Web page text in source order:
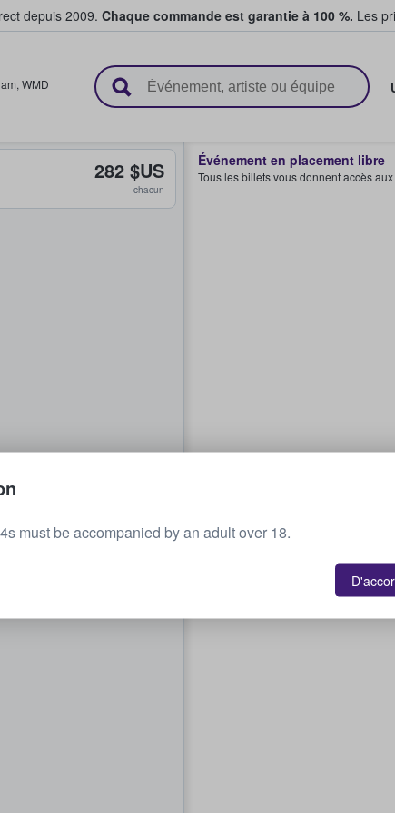
depuis 2009. Chaque commande est garantie à 100 %. Les
des billets
, WMD
282 $US
chacun
Événement en placement libre
Tous les billets vous donnent accès
must be accompanied by an adult over 18.